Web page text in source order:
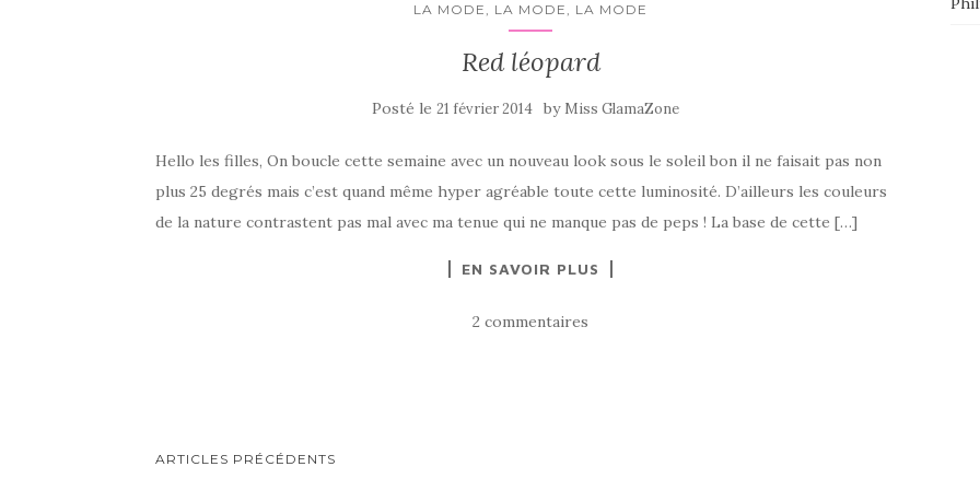
LA MODE, LA MODE, LA MODE
Red léopard
Posté le 21 février 2014 by Miss GlamaZone
Hello les filles, On boucle cette semaine avec un nouveau look sous le soleil bon il ne faisait pas non
plus 25 degrés mais c’est quand même hyper agréable toute cette luminosité. D’ailleurs les couleurs
de la nature contrastent pas mal avec ma tenue qui ne manque pas de peps ! La base de cette […]
EN SAVOIR PLUS
2 commentaires
NAVIGATION
ARTICLES PRÉCÉDENTS